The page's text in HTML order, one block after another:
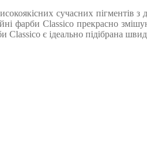
сучасних пігментів
фарби Classico прекрасно
Classico є ідеально підібрана